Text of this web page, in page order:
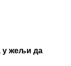
у жељи да